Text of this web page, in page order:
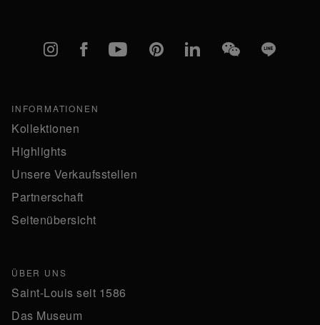
Instagram
FacebookYouTubePinterestlinkedInWeChatLine
INFORMATIONEN
Kollektionen
Highlights
Unsere Verkaufsstellen
Partnerschaft
Seitenübersicht
ÜBER UNS
Saint-Louis seit 1586
Das Museum